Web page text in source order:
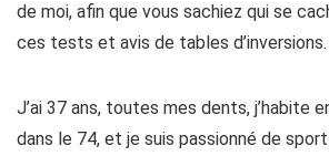
de moi, afin que vous sachiez qui se
ces tests et avis de tables d’inversions.
J’ai 37 ans, toutes mes dents, j’habite
dans le 74, et je suis passionné de